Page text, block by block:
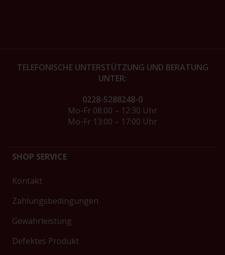
TELEFONISCHE UNTERSTÜTZUNG UND BERATUNG
UNTER:
0228-5288248-0
Mo-Fr 08:00 – 12:30 Uhr
Mo-Fr 13:00 – 17:00 Uhr
SHOP SERVICE
Kontakt
Zahlungsbedingungen
Gewährleistung
Defektes Produkt